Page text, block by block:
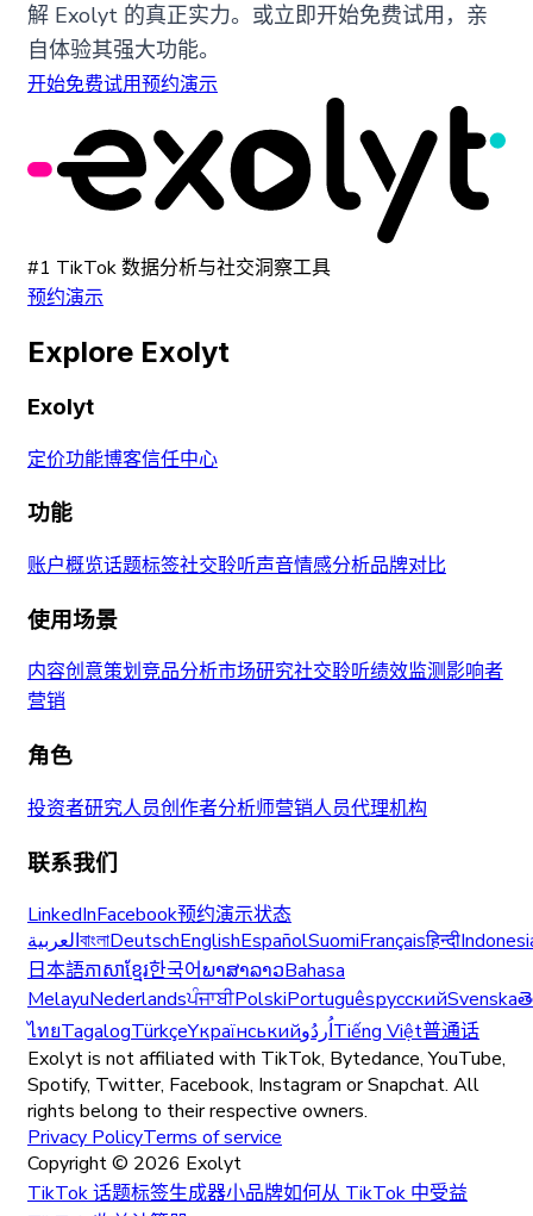
解 Exolyt 的真正实力。或立即开始免费试用，亲
自体验其强大功能。
开始免费试用预约演示
#1 TikTok 数据分析与社交洞察工具
预约演示
Explore Exolyt
Exolyt
定价功能博客信任中心
功能
账户概览话题标签社交聆听声音情感分析品牌对比
使用场景
内容创意策划竞品分析市场研究社交聆听绩效监测影响者
营销
角色
投资者研究人员创作者分析师营销人员代理机构
联系我们
LinkedInFacebook预约演示状态
العربيةবাংলাDeutschEnglishEspañolSuomiFrançaisहिन्दी
日本語ភាសាខ្មែរ한국어ພາສາລາວBahasa
MelayuNederlandsਪੰਜਾਬੀPolskiPortuguêsрусскийSvenska
ไทยTagalogTürkçeYкраїнськийاُردُوTiếng Việt普通话
Exolyt is not affiliated with TikTok, Bytedance, YouTube,
Spotify, Twitter, Facebook, Instagram or Snapchat. All
rights belong to their respective owners.
Privacy PolicyTerms of service
Copyright © 2026 Exolyt
TikTok 话题标签生成器小品牌如何从 TikTok 中受益